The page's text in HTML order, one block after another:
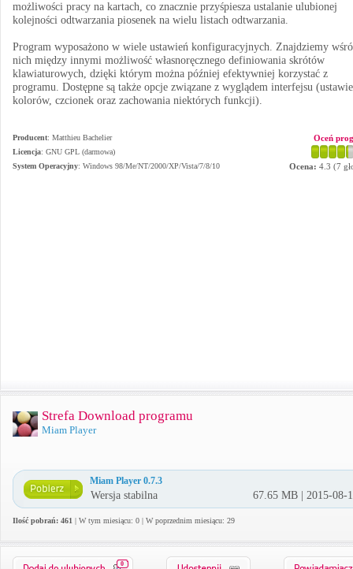
możliwości pracy na kartach, co znacznie przyśpiesza ustalanie ulubionej
kolejności odtwarzania piosenek na wielu listach odtwarzania.
Program wyposażono w wiele ustawień konfiguracyjnych. Znajdziemy
nich między innymi możliwość własnoręcznego definiowania skrótów
klawiaturowych, dzięki którym można później efektywniej korzystać z
programu. Dostępne są także opcje związane z wyglądem interfejsu
kolorów, czcionek oraz zachowania niektórych funkcji).
Producent: Matthieu Bachelier
Licencja: GNU GPL (darmowa)
System Operacyjny: Windows 98/Me/NT/2000/XP/Vista/7/8/10
Oceń
Ocena: 4.3 (7
Strefa Download programu
Miam Player
Miam Player 0.7.3
Wersja stabilna 67.65 MB | 2015-08-
Ilość pobrań: 461 | W tym miesiącu: 0 | W poprzednim miesiącu: 29
0